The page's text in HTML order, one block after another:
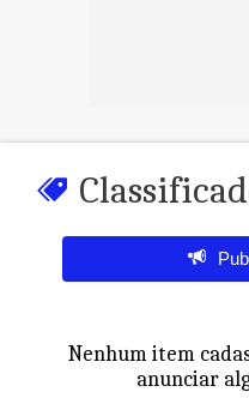
Nenhum item
anunciar